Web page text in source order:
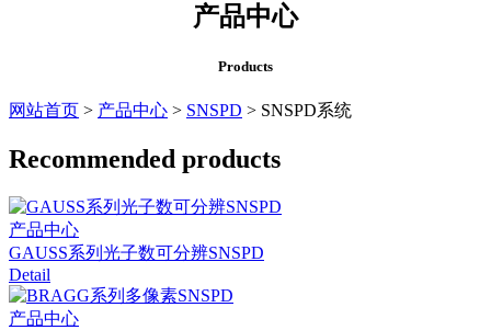
产品中心
Products
网站首页 > 产品中心 > SNSPD > SNSPD系统
Recommended products
产品中心
GAUSS系列光子数可分辨SNSPD
Detail
产品中心